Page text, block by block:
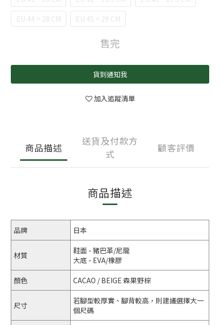
EU 44 = 28 CM
EU 45 = 29 CM
售完
貨到通知我
加入追蹤清單
商品描述
送貨及付款方
式
顧客評價
商品描述
品牌 日本
材質
鞋面 - 豬巴革/尼龍
大底 - EVA/橡膠
顏色 CACAO / BEIGE 森果野棕
尺寸
若腳型較厚實、腳背較高，則建議選擇大一
個尺碼